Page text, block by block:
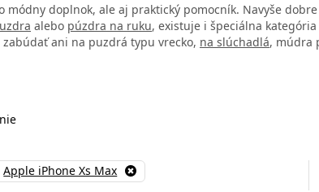
módny doplnok, ale aj praktický pomocník. Navyše
alebo púzdra na ruku, existuje i špeciálna
zabúdať ani na puzdrá typu vrecko, na slúchadlá, múdra
Apple iPhone Xs Max